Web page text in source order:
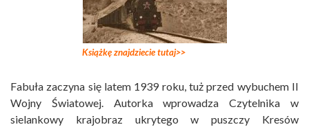
Książkę znajdziecie tutaj>>
Fabuła zaczyna się latem 1939 roku, tuż przed wybuchem II
Wojny Światowej. Autorka wprowadza Czytelnika w
sielankowy krajobraz ukrytego w puszczy Kresów